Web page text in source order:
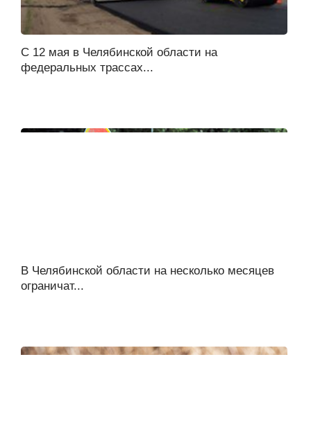
С 12 мая в Челябинской области на
федеральных трассах...
В Челябинской области на несколько месяцев
ограничат...